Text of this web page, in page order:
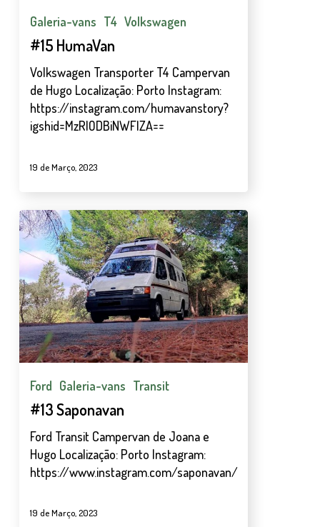
Galeria-vans T4 Volkswagen
#15 HumaVan
Volkswagen Transporter T4 Campervan
de Hugo Localização: Porto Instagram:
https://instagram.com/humavanstory?
igshid=MzRlODBiNWFlZA==
19 de Março, 2023
#13
Saponavan
Ford Galeria-vans Transit
#13 Saponavan
Ford Transit Campervan de Joana e
Hugo Localização: Porto Instagram:
https://www.instagram.com/saponavan/
19 de Março, 2023